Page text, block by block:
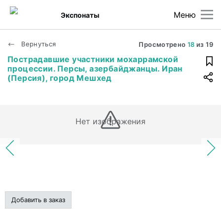
Меню
Экспонаты
Вернуться Просмотрено 18 из19
Пострадавшие участники мохаррамской
процессии. Персы, азербайджанцы. Иран
(Персия), город Мешхед
Нет изображения
Добавить в заказ